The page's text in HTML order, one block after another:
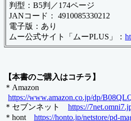
判型：B5判／174ページ
JANコード： 4910085330212
電子版：あり
ムー公式サイト「ムーPLUS」：
【本書のご購入はコチラ】
＊Amazon
https://www.amazon.co.jp/dp/
＊セブンネット https://
＊hont https://honto.jp/netstore/pd-